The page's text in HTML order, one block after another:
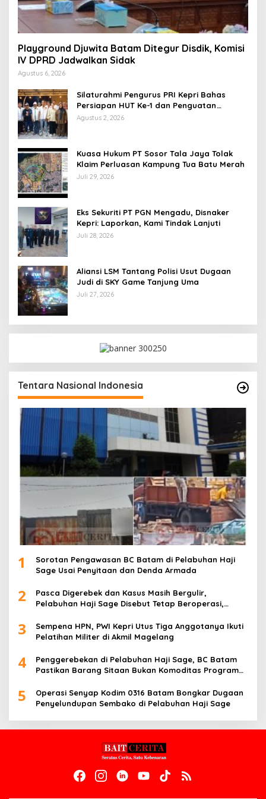
Playground Djuwita Batam Ditegur Disdik, Komisi
IV DPRD Jadwalkan Sidak
Agustus 6, 2026
Silaturahmi Pengurus PRI Kepri Bahas
Persiapan HUT Ke-1 dan Penguatan
Konsolidasi Partai
Agustus 2, 2026
Kuasa Hukum PT Sosor Tala Jaya Tolak
Klaim Perluasan Kampung Tua Batu Merah
Juli 29, 2026
Eks Sekuriti PT PGN Mengadu, Disnaker
Kepri: Laporkan, Kami Tindak Lanjuti
Juli 28, 2026
Aliansi LSM Tantang Polisi Usut Dugaan
Judi di SKY Game Tanjung Uma
Juli 27, 2026
Tentara Nasional Indonesia
1
Sorotan Pengawasan BC Batam di Pelabuhan Haji
Sage Usai Penyitaan dan Denda Armada
2
Pasca Digerebek dan Kasus Masih Bergulir,
Pelabuhan Haji Sage Disebut Tetap Beroperasi,
3
Sempena HPN, PWI Kepri Utus Tiga Anggotanya Ikuti
Pelatihan Militer di Akmil Magelang
4
Penggerebekan di Pelabuhan Haji Sage, BC Batam
Pastikan Barang Sitaan Bukan Komoditas Program
5
Operasi Senyap Kodim 0316 Batam Bongkar Dugaan
Penyelundupan Sembako di Pelabuhan Haji Sage